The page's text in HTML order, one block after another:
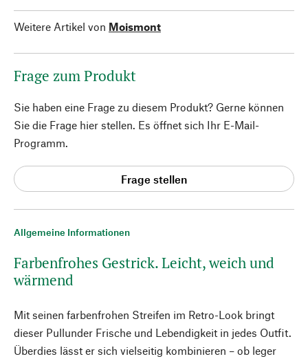
Allgemeine Informationen
Farbenfrohes Gestrick. Leicht, weich und
wärmend
Mit seinen farbenfrohen Streifen im Retro-Look bringt
dieser Pullunder Frische und Lebendigkeit in jedes Outfit.
Überdies lässt er sich vielseitig kombinieren – ob leger
Weitere Artikel von Moismont
Frage zum Produkt
Sie haben eine Frage zu diesem Produkt? Gerne können
Sie die Frage hier stellen. Es öffnet sich Ihr E-Mail-
Programm.
Frage stellen